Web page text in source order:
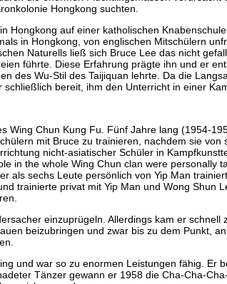
Hongkong suchten.
Hongkong auf einer katholischen
in Hongkong, von englischen Mitschülern
Naturells ließ sich Bruce Lee das nicht
führte. Diese Erfahrung prägte ihn und er
des Wu-Stil des Taijiquan lehrte. Da die
bereit, ihm den Unterricht in einer
Wing Chun Kung Fu. Fünf Jahre lang (1954-
mit Bruce zu trainieren, nachdem sie von
nicht-asiatischer Schüler in
in the whole Wing Chun clan were personally
als sechs Leute persönlich von Yip Man
trainierte privat mit Yip Man und Wong Shun
einzuprügeln. Allerdings kam er schnell
beizubringen und zwar bis zu dem Punkt,
und war so zu enormen Leistungen fähig. Er
Tänzer gewann er 1958 die Cha-Cha-